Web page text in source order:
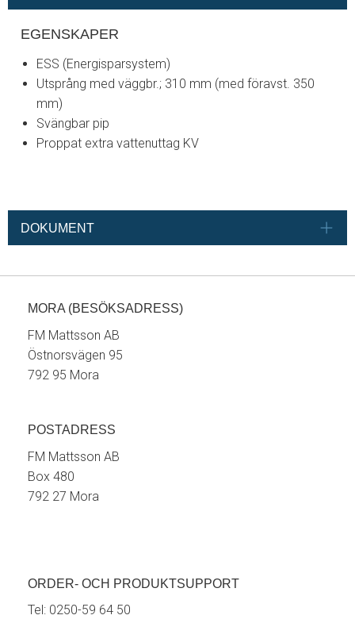
EGENSKAPER
ESS (Energisparsystem)
Utsprång med väggbr.; 310 mm (med föravst. 350
mm)
Svängbar pip
Proppat extra vattenuttag KV
DOKUMENT
MORA (BESÖKSADRESS)
FM Mattsson AB
Östnorsvägen 95
792 95 Mora
POSTADRESS
FM Mattsson AB
Box 480
792 27 Mora
ORDER- OCH PRODUKTSUPPORT
Tel: 0250-59 64 50